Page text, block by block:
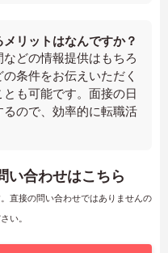
リットはなんですか？
どの情報提供はもちろ
条件をお伝えいただく
も可能です。面接の日
ので、効率的に転職活
い合わせはこちら
直接の問い合わせではありませんの
い。